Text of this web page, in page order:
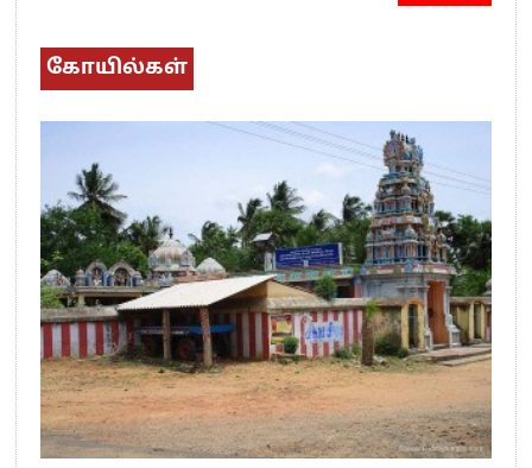
கோயில்கள்